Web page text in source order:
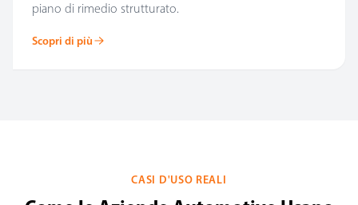
piano di rimedio strutturato.
Scopri di più
CASI D'USO REALI